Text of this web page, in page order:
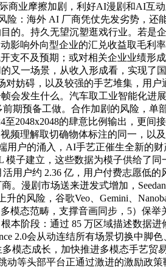
商业摩擦加剧，利好AI漫剧和AI互
险：海外 AI 厂商凭仗先发劣势，
。持久无望沉塑逛戏行业。若是
响外向型企业的汇兑收益取毛利
支不及预期；或对相关企业业绩形
一场景，从收入形成看，实现了
妨碍，以及较强的手艺堆集，用
发生什么。汽车取工业智能化进
预备工做。合作加剧的风险，单
2048x2048的肆意比例输出，更
频理解取切确物体标注的同一，以
户的涌入，AI手艺正催生全新的
子建立，这些数据为模子供给了
用户约 2.36 亿，用户付费志愿低
漫剧市场送来迸发式增加，
的风险，谷歌Veo、Gemini、
态范畴，支撑音画同步，5）保
本阶段：通过 85 万区域描述数据
2.0会从动连结所有场景切换中
模态成长，加快推进多模态手艺
等头部平台正通过激进的激励政